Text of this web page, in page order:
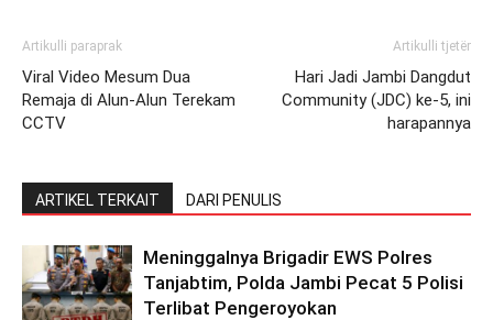
Artikulli paraprak
Viral Video Mesum Dua
Remaja di Alun-Alun Terekam
CCTV
Artikulli tjetër
Hari Jadi Jambi Dangdut
Community (JDC) ke-5, ini
harapannya
ARTIKEL TERKAIT DARI PENULIS
Meninggalnya Brigadir EWS Polres
Tanjabtim, Polda Jambi Pecat 5 Polisi
Terlibat Pengeroyokan